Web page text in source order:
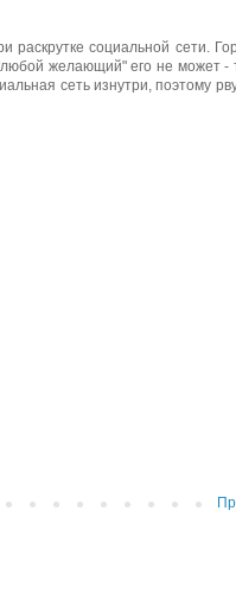
социальной сети.
желающий" его не может -
сеть изнутри, поэтому